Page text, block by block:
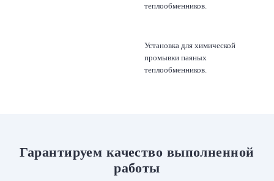
теплообменников.
Установка для химической
промывки паяных
теплообменников.
Гарантируем качество выполненной
работы